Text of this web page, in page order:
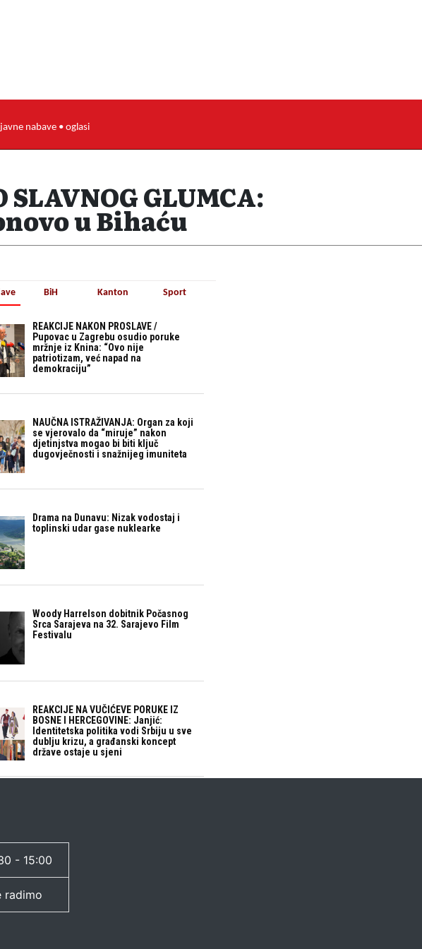
nabave • oglasi
GLUMCA:
u Bihaću
REAKCIJE NAKON PROSLAVE /
Pupovac u Zagrebu osudio poruke
mržnje iz Knina: “Ovo nije
patriotizam, već napad na
demokraciju”
NAUČNA ISTRAŽIVANJA: Organ za koji
se vjerovalo da “miruje” nakon
djetinjstva mogao bi biti ključ
dugovječnosti i snažnijeg imuniteta
Drama na Dunavu: Nizak vodostaj i
toplinski udar gase nuklearke
Woody Harrelson dobitnik Počasnog
Srca Sarajeva na 32. Sarajevo Film
Festivalu
REAKCIJE NA VUČIĆEVE PORUKE IZ
BOSNE I HERCEGOVINE: Janjić:
Identitetska politika vodi Srbiju u sve
dublju krizu, a građanski koncept
države ostaje u sjeni
BiH Kanton Sport
- 15:00
radimo